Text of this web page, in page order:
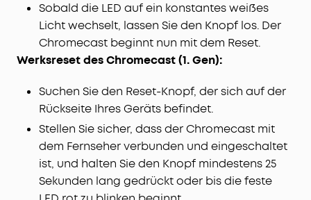
Sobald die LED auf ein konstantes weißes
Licht wechselt, lassen Sie den Knopf los. Der
Chromecast beginnt nun mit dem Reset.
Werksreset des Chromecast (1. Gen):
Suchen Sie den Reset-Knopf, der sich auf der
Rückseite Ihres Geräts befindet.
Stellen Sie sicher, dass der Chromecast mit
dem Fernseher verbunden und eingeschaltet
ist, und halten Sie den Knopf mindestens 25
Sekunden lang gedrückt oder bis die feste